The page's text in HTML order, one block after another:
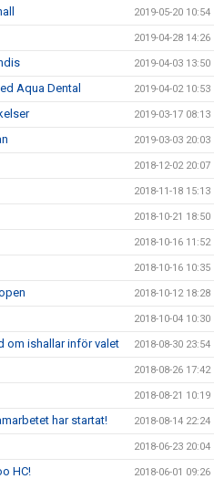
2019-05-20 10:54
2019-04-28 14:26
2019-04-03 13:50
Aqua Dental 2019-04-02 10:53
2019-03-17 08:13
2019-03-03 20:03
2018-12-02 20:07
2018-11-18 15:13
2018-10-21 18:50
2018-10-16 11:52
2018-10-16 10:35
2018-10-12 18:28
2018-10-04 10:30
om ishallar inför valet 2018-08-30 23:54
2018-08-26 17:42
2018-08-21 10:19
har startat! 2018-08-14 22:24
2018-06-23 20:04
HC! 2018-06-01 09:26